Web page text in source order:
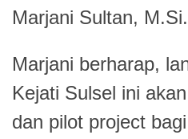
Marjani Sultan, M.Si.
Marjani berharap,
Kejati Sulsel ini
dan pilot project